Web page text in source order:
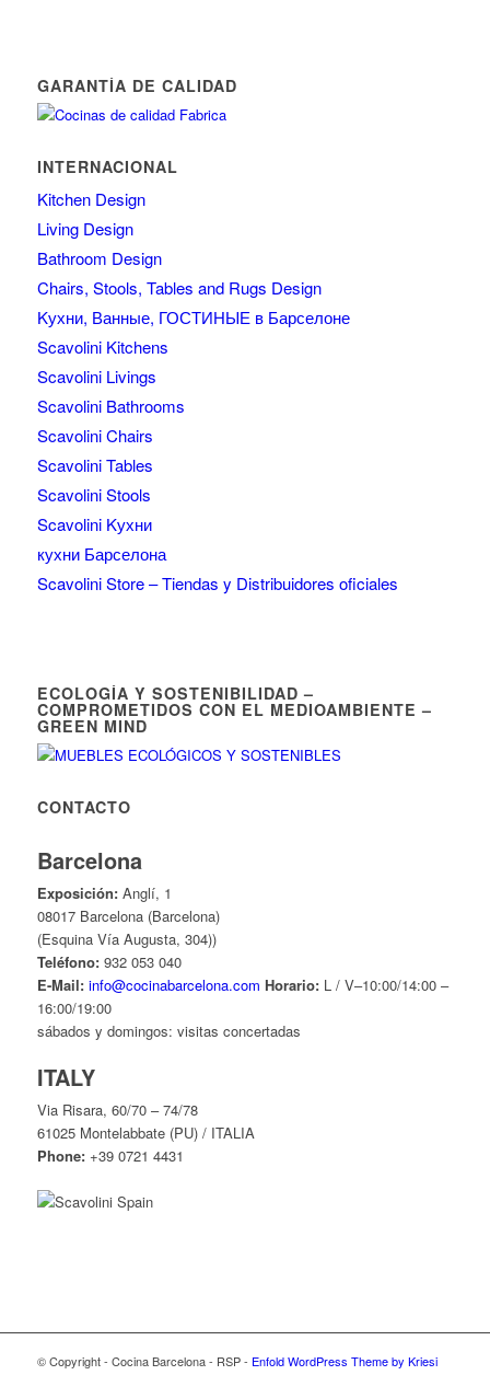
GARANTÍA DE CALIDAD
INTERNACIONAL
Kitchen Design
Living Design
Bathroom Design
Chairs, Stools, Tables and Rugs Design
Kухни, Ванные, ГОСТИНЫЕ в Барселоне
Scavolini Kitchens
Scavolini Livings
Scavolini Bathrooms
Scavolini Chairs
Scavolini Tables
Scavolini Stools
Scavolini Kухни
кухни Барселона
Scavolini Store – Tiendas y Distribuidores oficiales
ECOLOGÍA Y SOSTENIBILIDAD –
COMPROMETIDOS CON EL MEDIOAMBIENTE –
GREEN MIND
CONTACTO
Barcelona
Exposición:Anglí, 1
08017 Barcelona (Barcelona)
(Esquina Vía Augusta, 304))
Teléfono:932 053 040
E-Mail: info@cocinabarcelona.com Horario:L / V–10:00/14:00 –
16:00/19:00
sábados y domingos: visitas concertadas
ITALY
Via Risara, 60/70 – 74/78
61025 Montelabbate (PU) / ITALIA
Phone:+39 0721 4431
© Copyright - Cocina Barcelona - RSP - Enfold WordPress Theme by Kriesi